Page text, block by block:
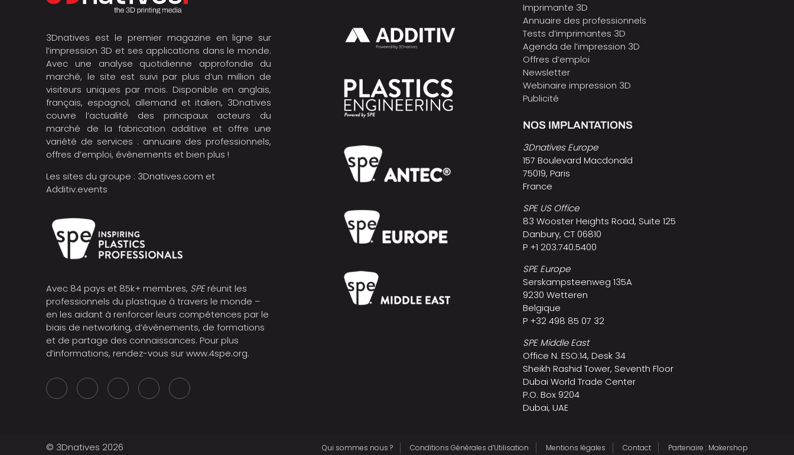
3Dnatives est le premier magazine en ligne sur
l’impression 3D et ses applications dans le monde.
Avec une analyse quotidienne approfondie du
marché, le site est suivi par plus d’un million de
visiteurs uniques par mois. Disponible en anglais,
français, espagnol, allemand et italien, 3Dnatives
couvre l’actualité des principaux acteurs du
marché de la fabrication additive et offre une
variété de services : annuaire des professionnels,
offres d’emploi, évènements et bien plus !
Les sites du groupe : 3Dnatives.com et
Additiv.events
Avec 84 pays et 85k+ membres, SPEréunit les
professionnels du plastique à travers le monde –
en les aidant à renforcer leurs compétences par le
biais de networking, d’événements, de formations
et de partage des connaissances. Pour plus
d’informations, rendez-vous surwww.4spe.org.
Imprimante 3D
Annuaire des professionnels
Tests d’imprimantes 3D
Agenda de l’impression 3D
Offres d’emploi
Newsletter
Webinaire impression 3D
Publicité
NOS IMPLANTATIONS
3Dnatives Europe
157 Boulevard Macdonald
75019, Paris
France
SPE US Office
83 Wooster Heights Road, Suite 125
Danbury, CT 06810
P +1 203.740.5400
SPE Europe
Serskampsteenweg 135A
9230 Wetteren
Belgique
P +32 498 85 07 32
SPE Middle East
Office N. ESO:14, Desk 34
Sheikh Rashid Tower, Seventh Floor
Dubai World Trade Center
P.O. Box 9204
Dubai, UAE
Qui sommes nous ? Conditions Générales d’Utilisation Mentions légales Contact Partenaire : Makershop
© 3Dnatives 2026